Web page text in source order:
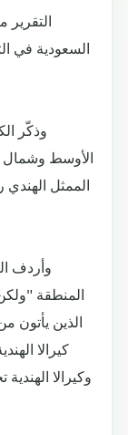
السعودية في
وذكّر
الأوسط وشمال
الممثل
وأردف
المنطقة
الذين يأتون
كيرالا
وكيرالا